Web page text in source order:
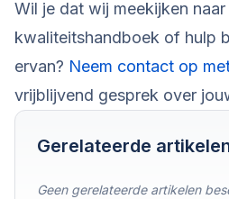
Wil je dat wij meekijken naar
kwaliteitshandboek of hulp
ervan? Neem contact op
vrijblijvend gesprek over
Gerelateerde
Geen gerelateerde artikelen